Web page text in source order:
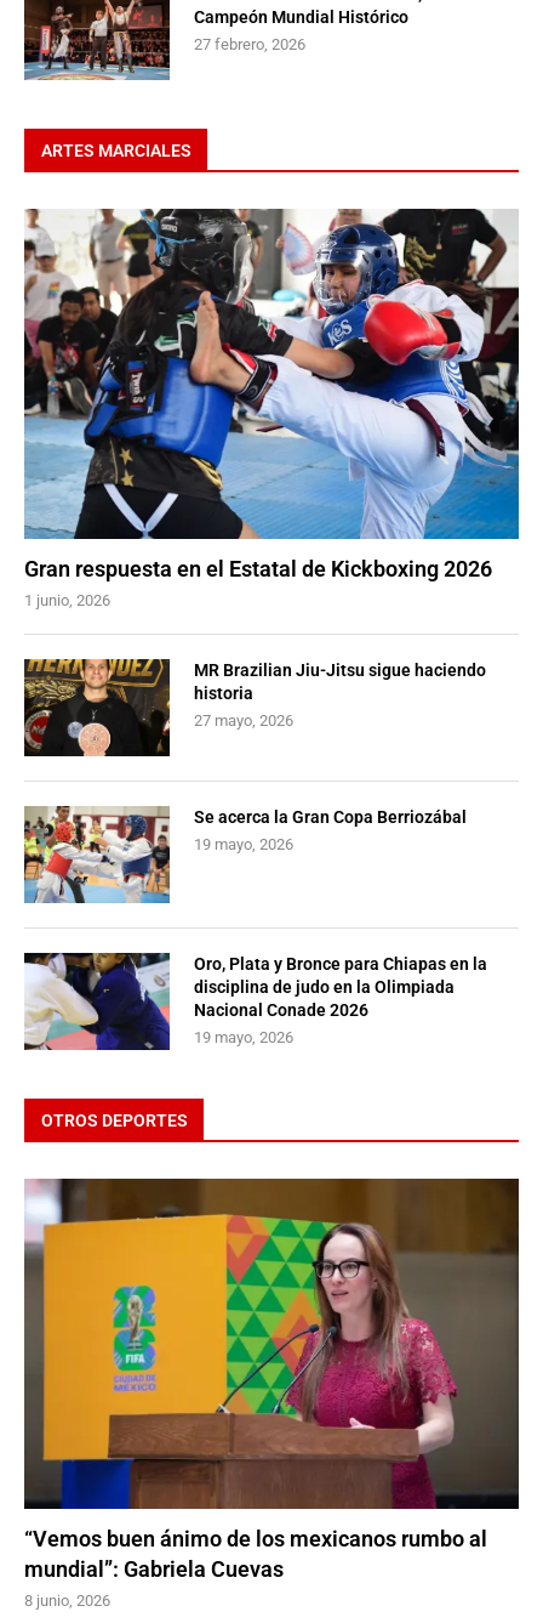
Campeón Mundial Histórico
27 febrero, 2026
ARTES MARCIALES
Gran respuesta en el Estatal de Kickboxing 2026
1 junio, 2026
MR Brazilian Jiu-Jitsu sigue haciendo
historia
27 mayo, 2026
Se acerca la Gran Copa Berriozábal
19 mayo, 2026
Oro, Plata y Bronce para Chiapas en la
disciplina de judo en la Olimpiada
Nacional Conade 2026
19 mayo, 2026
OTROS DEPORTES
“Vemos buen ánimo de los mexicanos rumbo al
mundial”: Gabriela Cuevas
8 junio, 2026